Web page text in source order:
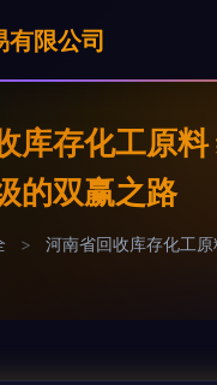
限公司
库存化工原
的双赢之路
>
河南省回收库存化工